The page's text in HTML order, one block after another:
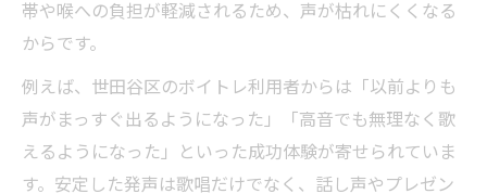
帯や喉への負担が軽減されるため、声が枯れにくくなる
からです。
例えば、世田谷区のボイトレ利用者からは「以前よりも
声がまっすぐ出るようになった」「高音でも無理なく歌
えるようになった」といった成功体験が寄せられていま
す。安定した発声は歌唱だけでなく、話し声やプレゼン